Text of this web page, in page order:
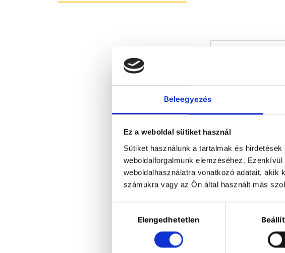
Beleegyezés
Ez a weboldal sütiket használ
Sütiket használunk a tartalmak és
weboldalforgalmunk elemzéséhez.
weboldalhasználatra vonatkozó adatait, akik
számukra vagy az Ön által használt más
kiválasztásaElengedhetetlen
Stakpure RO
central
ozmózis
fordított ozmózis
készülékek,
alkalmasak
ionmentes tisztított
víz előállítására